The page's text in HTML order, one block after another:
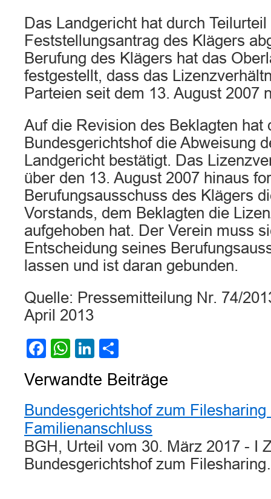
Das Landgericht hat durch Teilurteil
Feststellungsantrag des Klägers
Berufung des Klägers hat das
festgestellt, dass das
Parteien seit dem 13. August 2007
Auf die Revision des Beklagten hat
Bundesgerichtshof die Abweisung
Landgericht bestätigt. Das
über den 13. August 2007 hinaus
Berufungsausschuss des Klägers
Vorstands, dem Beklagten die
aufgehoben hat. Der Verein muss
Entscheidung seines
lassen und ist daran gebunden.
Quelle: Pressemitteilung Nr. 74/
April 2013
Facebook
WhatsApp
LinkedIn
Verwandte Beiträge
Bundesgerichtshof zum Filesharing
Familienanschluss
BGH, Urteil vom 30. März 2017 - I
Bundesgerichtshof zum